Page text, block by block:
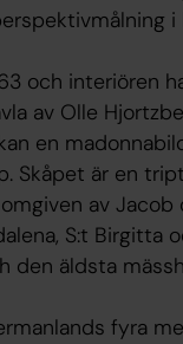
och interiören
av Olle
en
Skåpet är en
av Jacob
S:t Birgitta
den äldsta
fyra